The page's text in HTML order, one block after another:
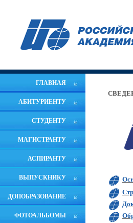
ГЛАВНАЯ
АБИТУРИЕНТУ
СТУДЕНТУ
МАГИСТРАНТУ
АСПИРАНТУ
ВЫПУСКНИКУ
ДОПОБРАЗОВАНИЕ
ФОТОАЛЬБОМЫ